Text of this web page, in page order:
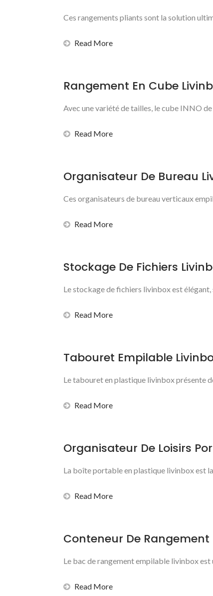
Ces rangements pliants sont la solution
Read More
Rangement En Cube
Avec une variété de tailles, le cube INNO
Read More
Organisateur De Bureau
Ces organisateurs de bureau verticaux
Read More
Stockage De Fichiers
Le stockage de fichiers livinbox est
Read More
Tabouret Empilable
Le tabouret en plastique livinbox présente
Read More
Organisateur De Loisirs
La boîte portable en plastique livinbox est
Read More
Conteneur De Rangement
Le bac de rangement empilable livinbox est
Read More